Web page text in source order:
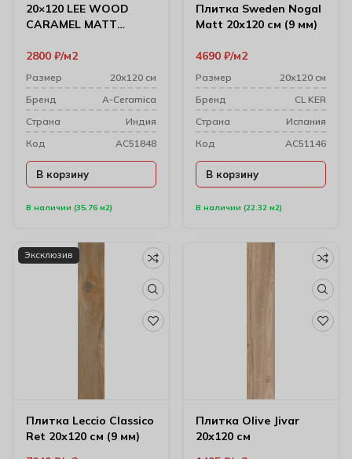
20×120 LEE WOOD
CARAMEL MATT
Керамогранит
В наличии (35.76 м2)
2800 ₽ м2
Размер
20х120 см
Бренд
A-Ceramica
Cтрана
Индия
Код
AC51848
В корзину
Плитка Sweden Nogal
Matt 20х120 см (9 мм)
В наличии (22.32 м2)
4690 ₽ м2
Размер
20х120 см
Бренд
CL KER
Cтрана
Испания
Код
AC51146
В корзину
Эксклюзив
Плитка Leccio Classico
Ret 20х120 см (9 мм)
Плитка Olive Jivar
20х120 см